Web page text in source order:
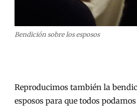
Bendición sobre los esposos
Reproducimos también la
esposos para que todos